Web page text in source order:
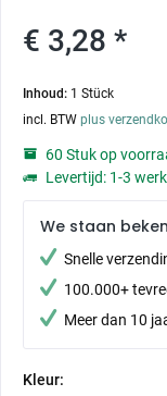
€ 3,28 *
Inhoud: 1 Stück
incl. BTW plus
60 Stuk op
Levertijd: 1-3
We staan
Snelle
100.000+
Meer dan 10
Kleur: